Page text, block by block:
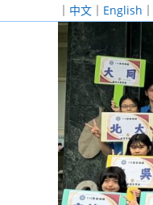
｜ 中文 ｜ English ｜